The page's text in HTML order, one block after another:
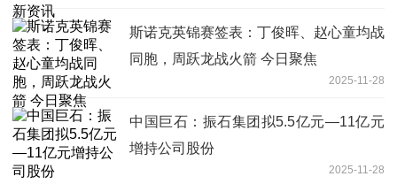
斯诺克英锦赛签表：丁俊晖、赵心童均战
同胞，周跃龙战火箭 今日聚焦
2025-11-28
中国巨石：振石集团拟5.5亿元—11亿元
增持公司股份
2025-11-28